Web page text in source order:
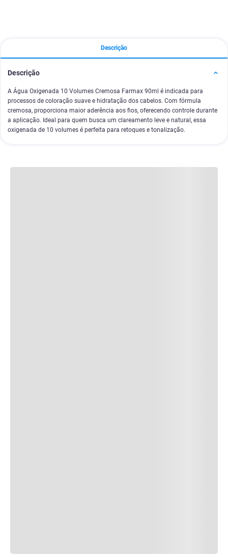
Descrição
Descrição
A Água Oxigenada 10 Volumes Cremosa Farmax 90ml é indicada para
processos de coloração suave e hidratação dos cabelos. Com fórmula
cremosa, proporciona maior aderência aos fios, oferecendo controle durante
a aplicação. Ideal para quem busca um clareamento leve e natural, essa
oxigenada de 10 volumes é perfeita para retoques e tonalização.